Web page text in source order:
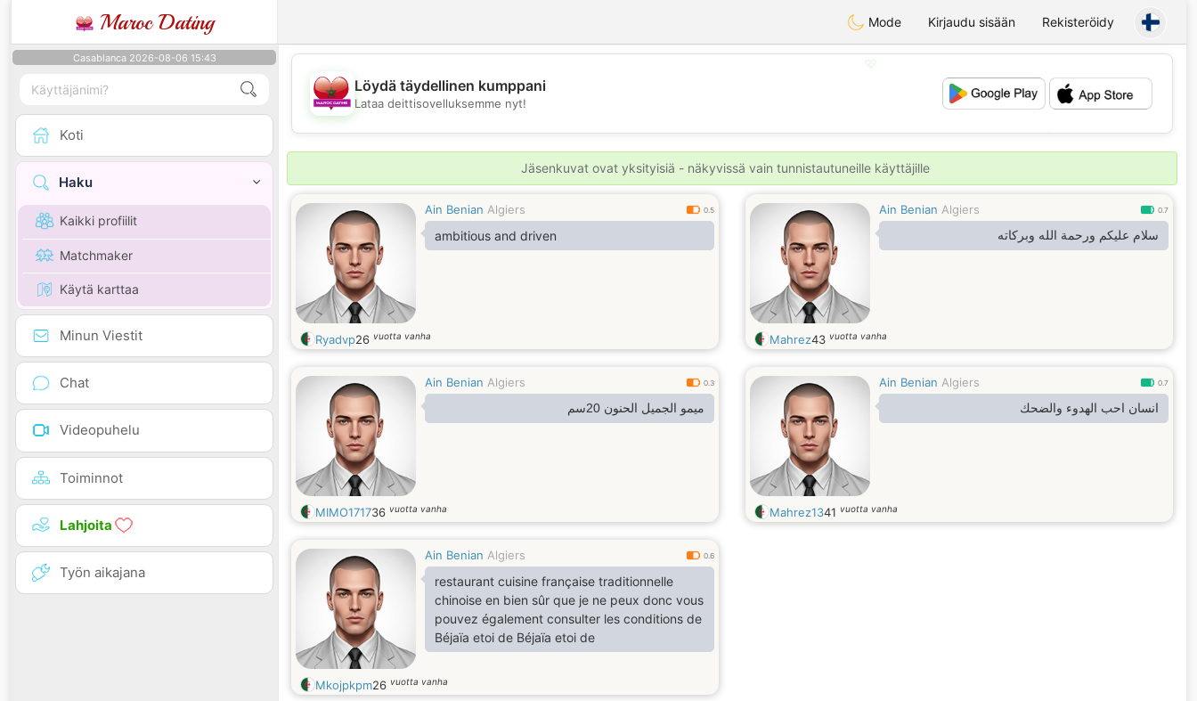
Maroc Dating Mode Kirjaudu sisään Rekisteröidy
Casablanca 2026-08-06 15:43
Koti
Haku
Kaikki profiilit
Matchmaker
Käytä karttaa
Minun Viestit
Chat
Videopuhelu
Toiminnot
Lahjoita
Työn aikajana
💖
💕
💕
Löydä täydellinen kumppani
Lataa deittisovelluksemme nyt!
Jäsenkuvat ovat yksityisiä - näkyvissä vain tunnistautuneille käyttäjille
Ain Benian Algiers 0.5
ambitious and driven
Ryadvp26 vuotta vanha
Ain Benian Algiers 0.7
سلام عليكم ورحمة الله وبركاته
Mahrez43 vuotta vanha
Ain Benian Algiers 0.3
ميمو الجميل الحنون 20سم
MIMO171736 vuotta vanha
Ain Benian Algiers 0.7
انسان احب الهدوء والضحك
Mahrez1341 vuotta vanha
Ain Benian Algiers 0.6
restaurant cuisine française traditionnelle
chinoise en bien sûr que je ne peux donc vous
pouvez également consulter les conditions de
Béjaïa etoi de Béjaïa etoi de
Mkojpkpm26 vuotta vanha